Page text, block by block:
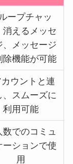
ープチャッ
消えるメッセ
、メッセージ
除機能が可能
ウントと連
、スムーズに
利用可能
数でのコミュ
ーションで使
用